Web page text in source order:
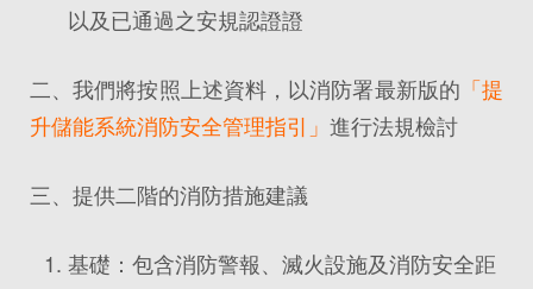
以及已通過之安規認證證
二、我們將按照上述資料，以消防署最新版的 「提
升儲能系統消防安全管理指引」 進行法規檢討
三、提供二階的消防措施建議
基礎：包含消防警報、滅火設施及消防安全距